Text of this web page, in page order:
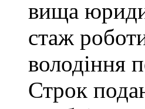
вища
стаж
володіння
Строк